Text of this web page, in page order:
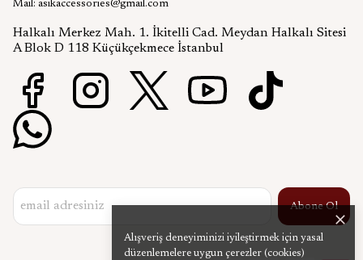
Alışveriş deneyiminizi iyileştirmek için yasal
düzenlemelere uygun çerezler (cookies)
Mail: asikaccessories@gmail.com
Halkalı Merkez Mah. 1. İkitelli Cad. Meydan Halkalı Sitesi
A Blok D 118 Küçükçekmece İstanbul
Abone Ol